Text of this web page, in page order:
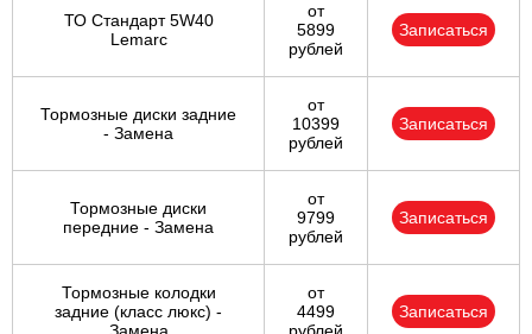
ТО Стандарт 5W40
Lemarc
от
5899
рублей
Записаться
Тормозные диски задние
- Замена
от
10399
рублей
Записаться
Тормозные диски
передние - Замена
от
9799
рублей
Записаться
Тормозные колодки
задние (класс люкс) -
от
4499
Записаться